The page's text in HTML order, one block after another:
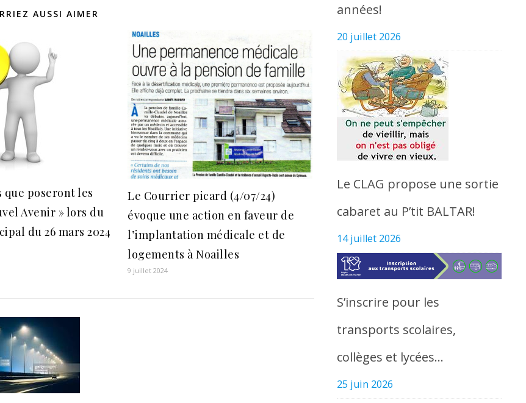
AUSSI AIMER
que poseront les
Avenir » lors du
du 26 mars 2024
Le Courrier picard (4/07/24)
évoque une action en faveur de
l’implantation médicale et de
logements à Noailles
9 juillet 2024
années!
20 juillet 2026
Le CLAG propose une sortie
cabaret au P’tit BALTAR!
14 juillet 2026
S’inscrire pour les
transports scolaires,
collèges et lycées…
25 juin 2026